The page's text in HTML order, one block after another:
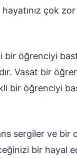
çok
bir öğrenciyi
Vasat bir
bir öğrenciyi
sergiler ve bir
bir hayal